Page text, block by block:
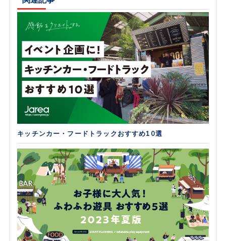
キッチンカー・フードトラックおすすめ10選